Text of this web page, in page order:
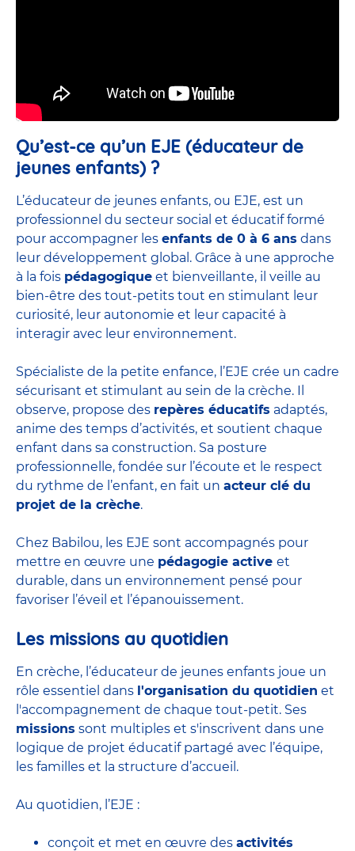
Qu’est-ce qu’un EJE (éducateur de
jeunes enfants) ?
L’éducateur de jeunes enfants, ou EJE, est un
professionnel du secteur social et éducatif formé
pour accompagner les enfants de 0 à 6 ans dans
leur développement global. Grâce à une approche
à la fois pédagogique et bienveillante, il veille au
bien-être des tout-petits tout en stimulant leur
curiosité, leur autonomie et leur capacité à
interagir avec leur environnement.
Spécialiste de la petite enfance, l’EJE crée un cadre
sécurisant et stimulant au sein de la crèche. Il
observe, propose des repères éducatifs adaptés,
anime des temps d’activités, et soutient chaque
enfant dans sa construction. Sa posture
professionnelle, fondée sur l’écoute et le respect
du rythme de l’enfant, en fait un acteur clé du
projet de la crèche.
Chez Babilou, les EJE sont accompagnés pour
mettre en œuvre une pédagogie active et
durable, dans un environnement pensé pour
favoriser l’éveil et l’épanouissement.
Les missions au quotidien
En crèche, l’éducateur de jeunes enfants joue un
rôle essentiel dans l'organisation du quotidien et
l'accompagnement de chaque tout-petit. Ses
missions sont multiples et s'inscrivent dans une
logique de projet éducatif partagé avec l’équipe,
les familles et la structure d’accueil.
Au quotidien, l’EJE :
conçoit et met en œuvre des activités